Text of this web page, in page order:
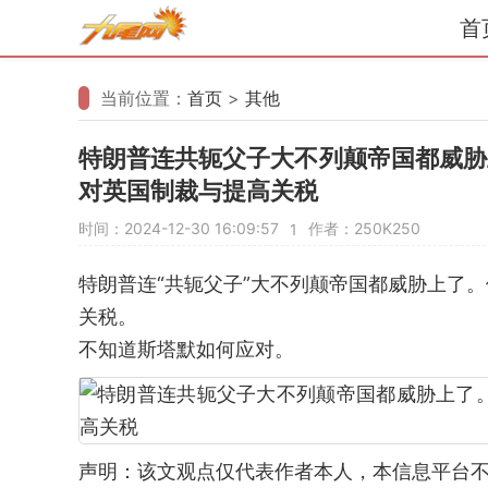
首
当前位置： 首页 > 其他
特朗普连共轭父子大不列颠帝国都威
对英国制裁与提高关税
时间：2024-12-30 16:09:57 1 作者：250K250
特朗普连“共轭父子”大不列颠帝国都威胁上了
关税。
不知道斯塔默如何应对。
声明：该文观点仅代表作者本人，本信息平台